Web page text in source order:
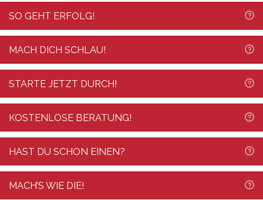
SO GEHT ERFOLG!
MACH DICH SCHLAU!
STARTE JETZT DURCH!
KOSTENLOSE BERATUNG!
HAST DU SCHON EINEN?
MACH’S WIE DIE!